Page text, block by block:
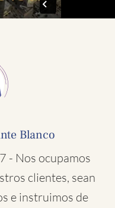
Blanco
- Nos ocupamos
clientes, sean
e instruimos de